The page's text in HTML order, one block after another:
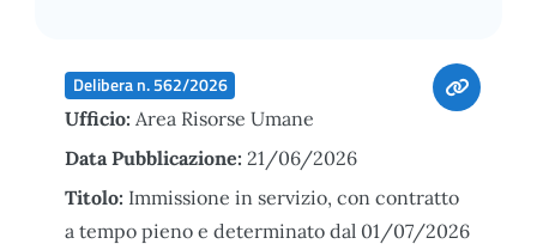
Delibera n. 562/2026
Ufficio: Area Risorse Umane
Data Pubblicazione: 21/06/2026
Titolo: Immissione in servizio, con contratto
a tempo pieno e determinato dal 01/07/2026